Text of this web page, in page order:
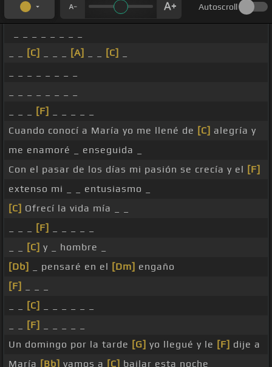
Autoscroll
[C] [A] [C]
[F]
Cuando conocí a María yo me llené de [C] alegría y
me enamoré _ enseguida _
Con el pasar de los días mi pasión se crecía y el [F]
extenso mi _ _ entusiasmo _
[C] Ofrecí la vida mía _ _
[F]
[C] y _ hombre _
[Db]
_ pensaré en el [Dm] engaño
[F]
[C]
[F]
Un domingo por la tarde [G] yo llegué y le [F] dije a
María [Bb] vamos a [C] bailar esta noche